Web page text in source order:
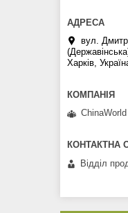
вул.
Харків,
ChinaWorld
Відділ